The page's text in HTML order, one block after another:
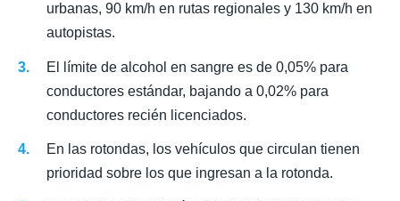
urbanas, 90 km/h en rutas regionales y 130 km/h en
autopistas.
El límite de alcohol en sangre es de 0,05% para
conductores estándar, bajando a 0,02% para
conductores recién licenciados.
En las rotondas, los vehículos que circulan tienen
prioridad sobre los que ingresan a la rotonda.